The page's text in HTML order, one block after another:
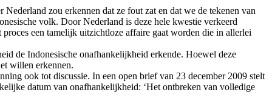
zou erkennen dat ze fout zat en dat we de tekenen van
volk. Door Nederland is deze hele kwestie verkeerd
een tamelijk uitzichtloze affaire gaat worden die in allerlei
de Indonesische onafhankelijkheid erkende. Hoewel deze
willen erkennen.
ook tot discussie. In een open brief van 23 december 2009 stelt
datum van onafhankelijkheid: ‘Het ontbreken van volledige